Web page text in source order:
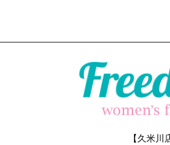
【久米川